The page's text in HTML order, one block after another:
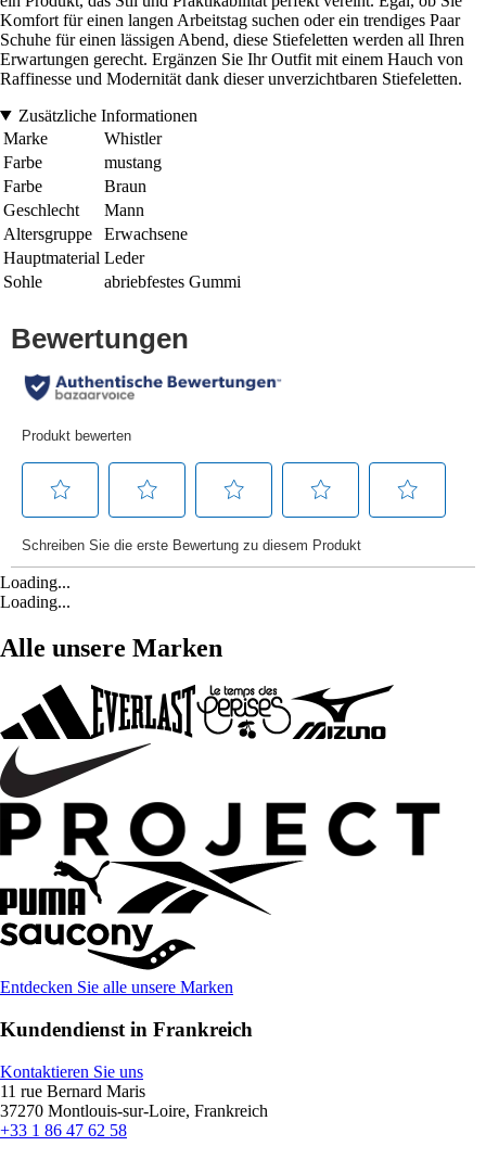
Komfort für einen langen Arbeitstag suchen oder ein trendiges Paar
Schuhe für einen lässigen Abend, diese Stiefeletten werden all Ihren
Erwartungen gerecht. Ergänzen Sie Ihr Outfit mit einem Hauch von
Raffinesse und Modernität dank dieser unverzichtbaren Stiefeletten.
Zusätzliche Informationen
Marke
Whistler
Farbe
mustang
Farbe
Braun
Geschlecht
Mann
Altersgruppe
Erwachsene
Hauptmaterial Leder
Sohle
abriebfestes Gummi
Loading...
Loading...
Alle unsere Marken
Entdecken Sie alle unsere Marken
Kundendienst in Frankreich
Kontaktieren Sie uns
11 rue Bernard Maris
37270 Montlouis-sur-Loire, Frankreich
+33 1 86 47 62 58